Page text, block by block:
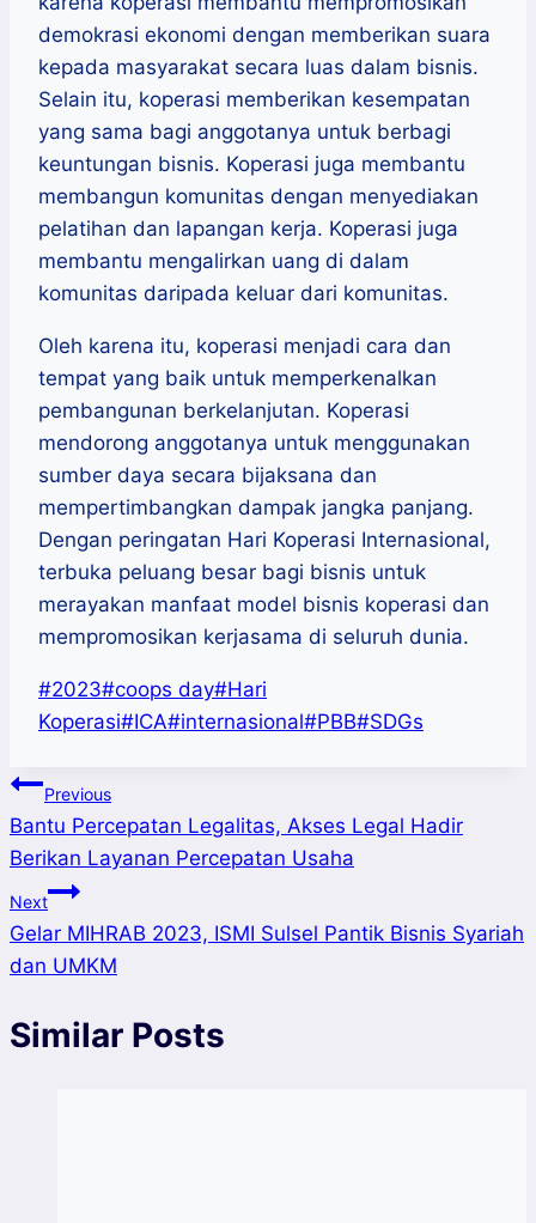
demokrasi ekonomi dengan memberikan suara
kepada masyarakat secara luas dalam bisnis.
Selain itu, koperasi memberikan kesempatan
yang sama bagi anggotanya untuk berbagi
keuntungan bisnis. Koperasi juga membantu
membangun komunitas dengan menyediakan
pelatihan dan lapangan kerja. Koperasi juga
membantu mengalirkan uang di dalam
komunitas daripada keluar dari komunitas.
Oleh karena itu, koperasi menjadi cara dan
tempat yang baik untuk memperkenalkan
pembangunan berkelanjutan. Koperasi
mendorong anggotanya untuk menggunakan
sumber daya secara bijaksana dan
mempertimbangkan dampak jangka panjang.
Dengan peringatan Hari Koperasi Internasional,
terbuka peluang besar bagi bisnis untuk
merayakan manfaat model bisnis koperasi dan
mempromosikan kerjasama di seluruh dunia.
Post
Tags:
#2023#coops day#Hari
Koperasi#ICA#internasional#PBB#SDGs
Post
navigation
Previous
Bantu Percepatan Legalitas, Akses Legal Hadir
Berikan Layanan Percepatan Usaha
Next
Gelar MIHRAB 2023, ISMI Sulsel Pantik Bisnis Syariah
dan UMKM
Similar Posts